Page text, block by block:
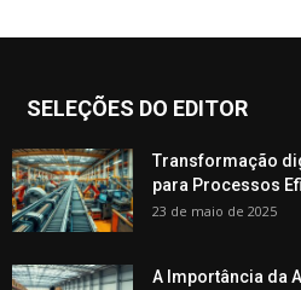
SELEÇÕES DO EDITOR
Transformação
para Processos
23 de maio de 2025
A Importância da